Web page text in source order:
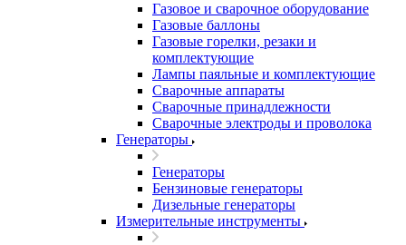
Газовое и сварочное оборудование
Газовые баллоны
Газовые горелки, резаки и
комплектующие
Лампы паяльные и комплектующие
Сварочные аппараты
Сварочные принадлежности
Сварочные электроды и проволока
Генераторы
Генераторы
Бензиновые генераторы
Дизельные генераторы
Измерительные инструменты